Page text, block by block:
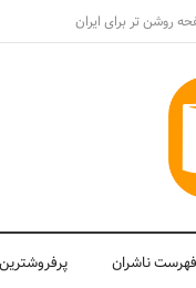
روشن تر برای ایران
فهرست ناشران